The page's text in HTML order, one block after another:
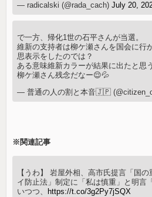
— radicalski (@rada_cach)July 20,
で一方、帰化1世の石平さんが当選。
維新の支持者は柳ケ瀬さんを国会に行
思表示をしたのでは？
ある意味維新カラーが結果に出たと思う
柳ケ瀬さん残念だなー😌💦
— 普通の人の割と本音🇯🇵
※関連記事
【うわ】 岩屋外相、高市氏提言「国
イ防止法」制定に「私は慎重」と明言
いつつ、
https://t.co/3g2Py7jSQX